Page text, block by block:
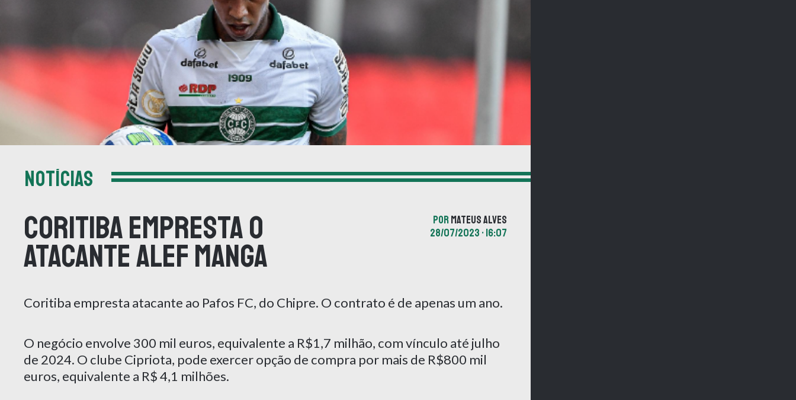
NOTÍCIAS
Coritiba Empresta o
atacante Alef Manga
PORMATEUS ALVES
28/07/2023 • 16:07
Coritiba empresta atacante ao Pafos FC, do Chipre. O contrato é de apenas um ano.
O negócio envolve 300 mil euros, equivalente a R$1,7 milhão, com vínculo até julho
de 2024. O clube Cipriota, pode exercer opção de compra por mais de R$800 mil
euros, equivalente a R$ 4,1 milhões.